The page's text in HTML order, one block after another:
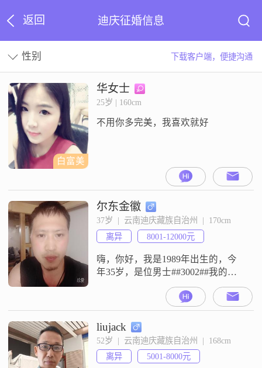
返回 迪庆征婚信息
性别 下载客户端，便捷沟通
白富美
华女士
25岁 | 160cm
不用你多完美，我喜欢就好
尔东金徽
37岁  |  云南迪庆藏族自治州  |  170cm
离异
8001-12000元
嗨，你好，我是1989年出生的，今
年35岁，是位男士##3002##我的身
高是170cm##3002##目前我的月收入
在8001到12000元这个区间##3002##
我现在的工作地点是在迪庆藏族自
治州##3002##我的学历是中专
##3002##关于我的一些个人特点，
我觉得家庭对我来说是特别重要
的，我把家庭看得很重，平
liujack
52岁  |  云南迪庆藏族自治州  |  168cm
离异
5001-8000元